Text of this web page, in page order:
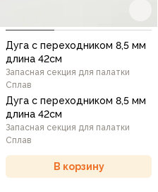
Дуга с переходником 8,5 мм
длина 42см
Запасная секция для палатки
Сплав
Дуга с переходником 8,5 мм
длина 42см
Запасная секция для палатки
Сплав
В корзину